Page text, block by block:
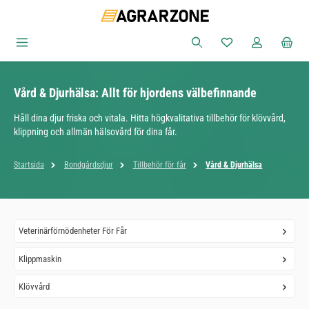
Du har 0 objekt i
Vård & Djurhälsa: Allt för hjordens välbefinnande
Håll dina djur friska och vitala. Hitta högkvalitativa tillbehör för klövvård,
klippning och allmän hälsovård för dina får.
Startsida Bondgårdsdjur Tillbehör för får Vård & Djurhälsa
Veterinärförnödenheter För Får
Klippmaskin
Klövvård